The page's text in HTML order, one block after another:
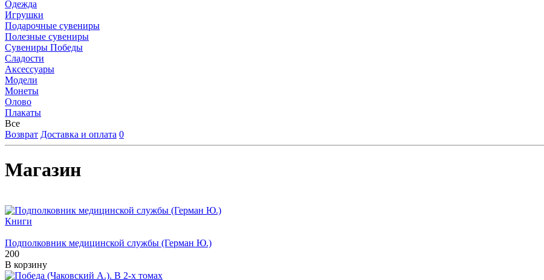
Одежда
Игрушки
Подарочные сувениры
Полезные сувениры
Сувениры Победы
Сладости
Аксессуары
Модели
Монеты
Олово
Плакаты
Все
Возврат Доставка и оплата 0
Магазин
Книги
Подполковник медицинской службы (Герман Ю.)
200
В корзину